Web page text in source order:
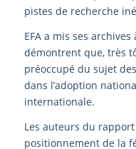
pistes de recherche
EFA a mis ses
démontrent que, très
préoccupé du sujet
dans l’adoption
internationale.
Les auteurs du
positionnement de la